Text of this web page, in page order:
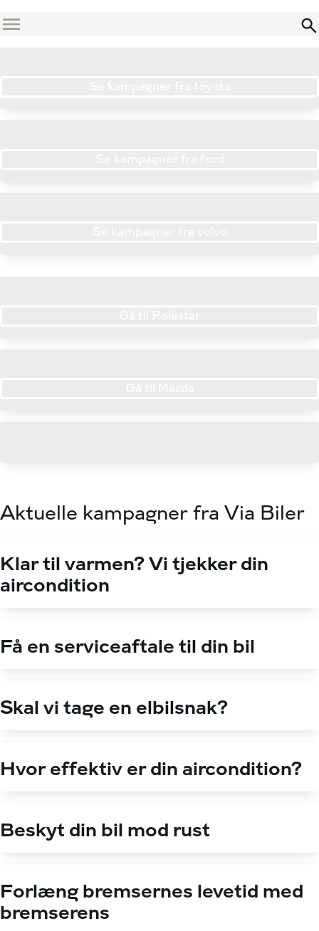
Menu
Aktuelle kampagner fra Via Biler
Klar til varmen? Vi tjekker din
aircondition
Få en serviceaftale til din bil
Skal vi tage en elbilsnak?
Hvor effektiv er din aircondition?
Beskyt din bil mod rust
Forlæng bremsernes levetid med
bremserens